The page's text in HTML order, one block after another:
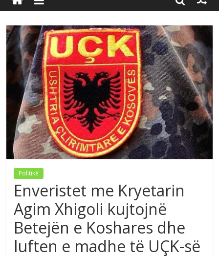
Politikë
Enveristet me Kryetarin
Agim Xhigoli kujtojnë
Betejën e Koshares dhe
luften e madhe të UÇK-së